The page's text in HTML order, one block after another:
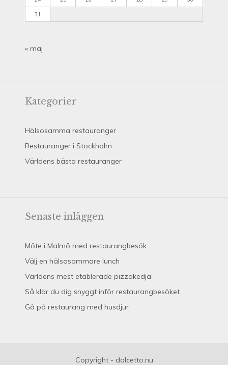
31
« maj
Kategorier
Hälsosamma restauranger
Restauranger i Stockholm
Världens bästa restauranger
Senaste inläggen
Möte i Malmö med restaurangbesök
Välj en hälsosammare lunch
Världens mest etablerade pizzakedja
Så klär du dig snyggt inför restaurangbesöket
Gå på restaurang med husdjur